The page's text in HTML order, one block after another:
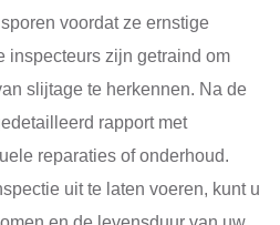
voordat ze ernstige
inspecteurs zijn getraind om
slijtage te herkennen. Na de
rapport met
reparaties of onderhoud.
uit te laten voeren, kunt u